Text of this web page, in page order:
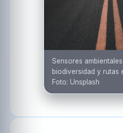
Sensores
biodiversidad y rutas
Foto: Unsplash